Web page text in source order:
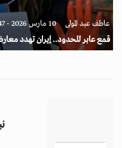
عاطف عبد المولى 10 مارس 2026 - 09:47
قمع عابر للحدود.. إيران تهدد